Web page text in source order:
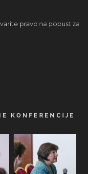
pravo na popust za
KONFERENCIJE